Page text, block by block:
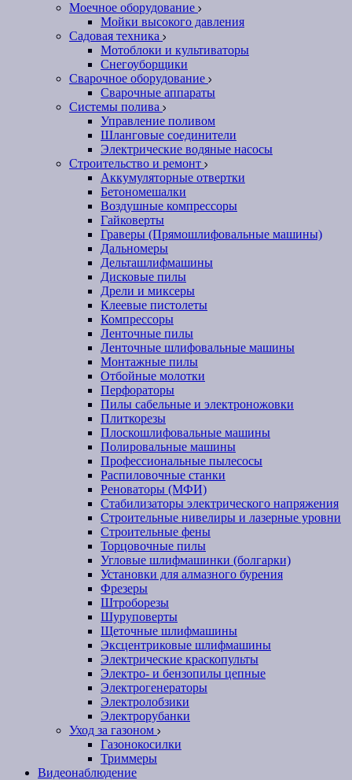
Моечное оборудование
Мойки высокого давления
Садовая техника
Мотоблоки и культиваторы
Снегоуборщики
Сварочное оборудование
Сварочные аппараты
Системы полива
Управление поливом
Шланговые соединители
Электрические водяные насосы
Строительство и ремонт
Аккумуляторные отвертки
Бетономешалки
Воздушные компрессоры
Гайковерты
Граверы (Прямошлифовальные машины)
Дальномеры
Дельташлифмашины
Дисковые пилы
Дрели и миксеры
Клеевые пистолеты
Компрессоры
Ленточные пилы
Ленточные шлифовальные машины
Монтажные пилы
Отбойные молотки
Перфораторы
Пилы сабельные и электроножовки
Плиткорезы
Плоскошлифовальные машины
Полировальные машины
Профессиональные пылесосы
Распиловочные станки
Реноваторы (МФИ)
Стабилизаторы электрического напряжения
Строительные нивелиры и лазерные уровни
Строительные фены
Торцовочные пилы
Угловые шлифмашинки (болгарки)
Установки для алмазного бурения
Фрезеры
Штроборезы
Шуруповерты
Щеточные шлифмашины
Эксцентриковые шлифмашины
Электрические краскопульты
Электро- и бензопилы цепные
Электрогенераторы
Электролобзики
Электрорубанки
Уход за газоном
Газонокосилки
Триммеры
Видеонаблюдение